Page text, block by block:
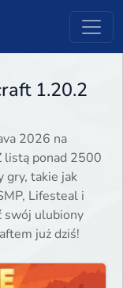
1.20.2
2026 na
listą ponad 2500
gry, takie jak
Lifesteal i
swój ulubiony
już dziś!